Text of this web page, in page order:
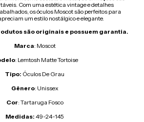
Com uma estética vintage e detalhes
os óculos Moscot são perfeitos para
um estilo nostálgico e elegante.
são originais e possuem garantia.
Marca: Moscot
: Lemtosh Matte Tortoise
Tipo: Óculos De Grau
Gênero: Unissex
Cor: Tartaruga Fosco
Medidas: 49-24-145